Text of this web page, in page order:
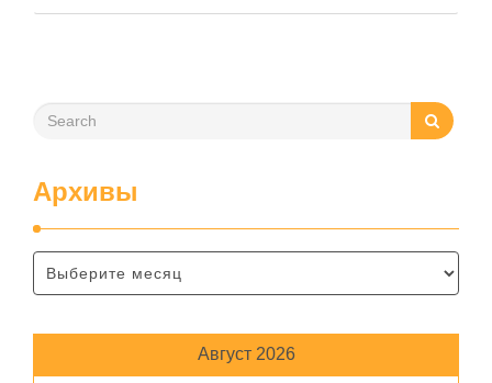
зависит от нескольких факторов, включая температуру
Архивы
Август 2026